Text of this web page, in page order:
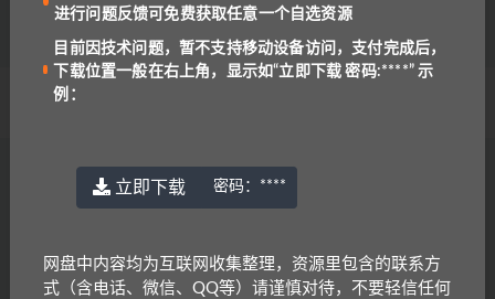
进行问题反馈可免费获取任意一个自选资源
目前因技术问题，暂不支持移动设备访问，支付完成后，
下载位置一般在右上角，显示如“立即下载 密码:****” 示
例：
立即下载 密码： ****
网盘中内容均为互联网收集整理，资源里包含的联系方
式（含电话、微信、QQ等）请谨慎对待，不要轻信任何